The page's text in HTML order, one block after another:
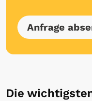
Anfrage
Die